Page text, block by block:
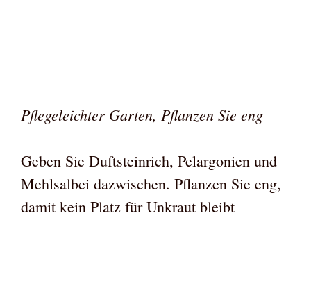
Pflegeleichter Garten, Pflanzen Sie eng
Geben Sie Duftsteinrich, Pelargonien und
Mehlsalbei dazwischen. Pflanzen Sie eng,
damit kein Platz für Unkraut bleibt